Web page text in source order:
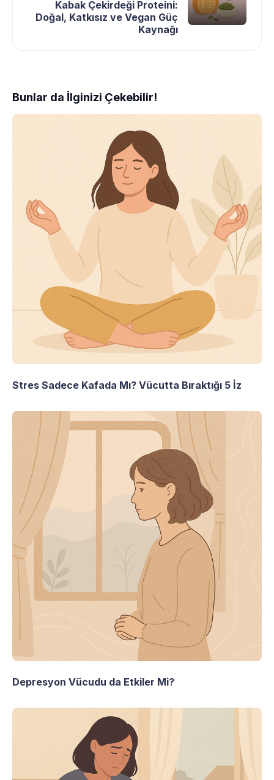
Kabak Çekirdeği Proteini:
Doğal, Katkısız ve Vegan Güç
Kaynağı
Bunlar da İlginizi Çekebilir!
Stres Sadece Kafada Mı? Vücutta Bıraktığı 5 İz
Depresyon Vücudu da Etkiler Mi?